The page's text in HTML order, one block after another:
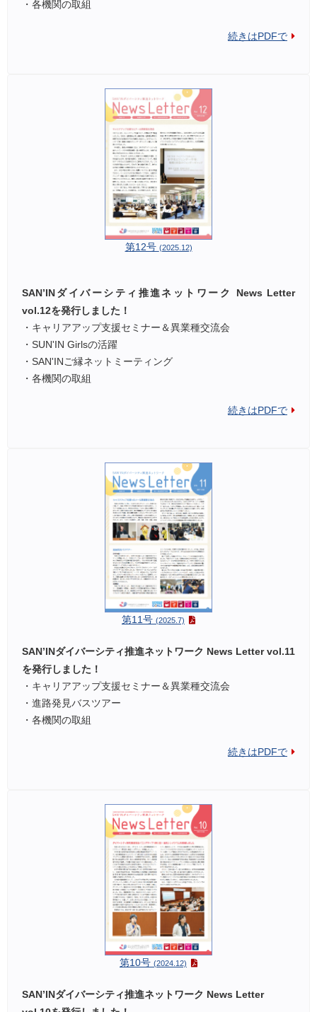
・各機関の取組
続きはPDFで
第12号 (2025.12)
SAN’INダイバーシティ推進ネットワーク News Letter
vol.12を発行しました！
・キャリアアップ支援セミナー＆異業種交流会
・SUN'IN Girlsの活躍
・SAN'INご縁ネットミーティング
・各機関の取組
続きはPDFで
第11号 (2025.7)
SAN’INダイバーシティ推進ネットワーク News Letter vol.11
を発行しました！
・キャリアアップ支援セミナー＆異業種交流会
・進路発見バスツアー
・各機関の取組
続きはPDFで
第10号 (2024.12)
SAN’INダイバーシティ推進ネットワーク News Letter